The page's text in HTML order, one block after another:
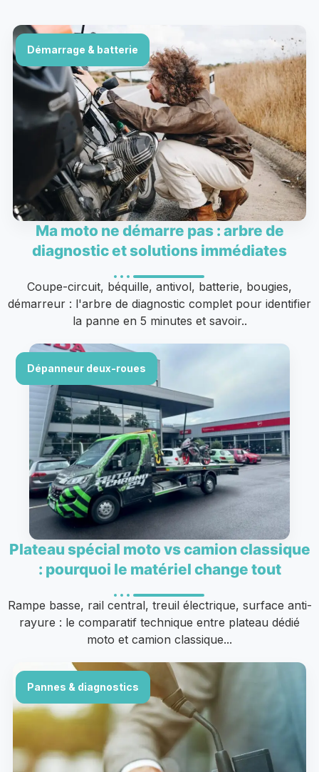
Démarrage & batterie
Ma moto ne démarre pas : arbre de
diagnostic et solutions immédiates
Coupe-circuit, béquille, antivol, batterie, bougies,
démarreur : l'arbre de diagnostic complet pour identifier
la panne en 5 minutes et savoir..
Dépanneur deux-roues
Plateau spécial moto vs camion classique
: pourquoi le matériel change tout
Rampe basse, rail central, treuil électrique, surface anti-
rayure : le comparatif technique entre plateau dédié
moto et camion classique...
Pannes & diagnostics